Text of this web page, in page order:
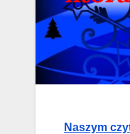
Naszym